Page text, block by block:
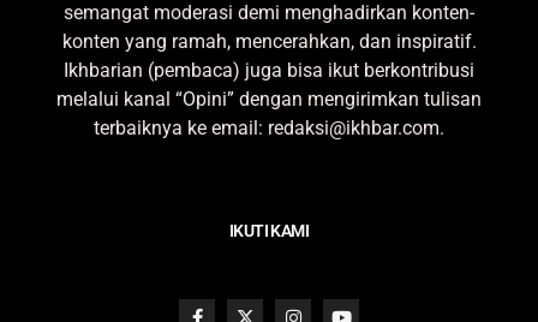
semangat moderasi demi menghadirkan konten-
konten yang ramah, mencerahkan, dan inspiratif.
Ikhbarian (pembaca) juga bisa ikut berkontribusi
melalui kanal “Opini” dengan mengirimkan tulisan
terbaiknya ke email: redaksi@ikhbar.com.
IKUTI KAMI